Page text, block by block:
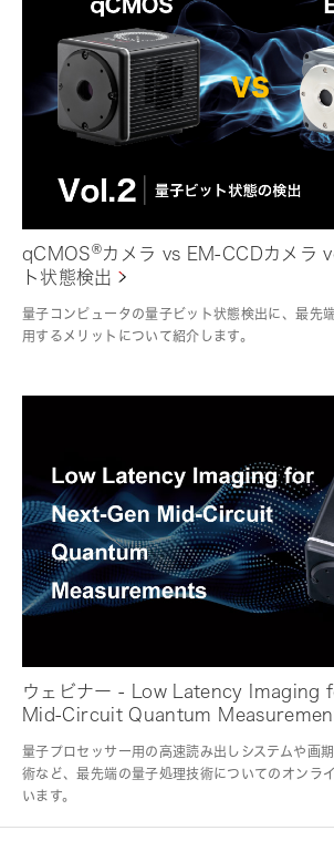
qCMOS®カメラ vs EM-CCDカメラ
ト状態検出
量子コンピュータの量子ビット状態検出に、最先
用するメリットについて紹介します。
ウェビナー - Low Latency Imaging
Mid-Circuit Quantum
量子プロセッサー用の高速読み出しシステムや画
術など、最先端の量子処理技術についてのオンラ
います。